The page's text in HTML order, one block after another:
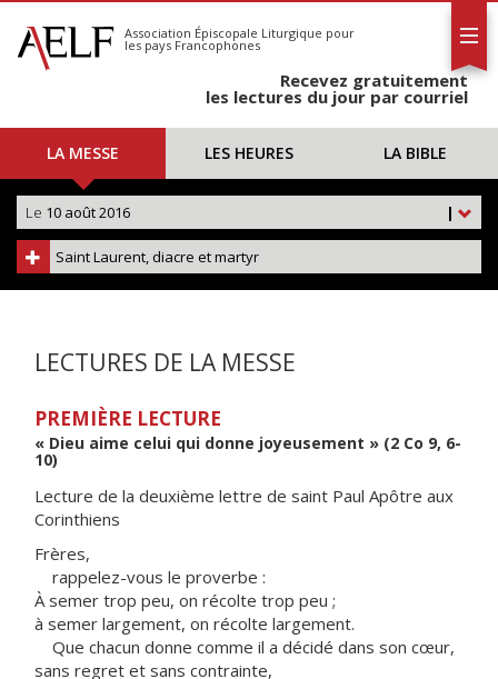
S'abonner
Calendrier
Association Épiscopale Liturgique pour
les pays Francophones
Recevez gratuitement
les lectures du jour par courriel
LA MESSE LES HEURES LA BIBLE
|
Le 10 août 2016
Saint Laurent, diacre et martyr
LECTURES DE LA MESSE
PREMIÈRE LECTURE
« Dieu aime celui qui donne joyeusement » (2 Co 9, 6-
10)
Lecture de la deuxième lettre de saint Paul Apôtre aux
Corinthiens
Frères,
rappelez-vous le proverbe :
À semer trop peu, on récolte trop peu ;
à semer largement, on récolte largement.
Que chacun donne comme il a décidé dans son cœur,
sans regret et sans contrainte,